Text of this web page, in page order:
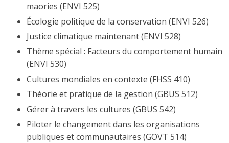
maories (ENVI 525)
Écologie politique de la conservation (ENVI 526)
Justice climatique maintenant (ENVI 528)
Thème spécial : Facteurs du comportement humain
(ENVI 530)
Cultures mondiales en contexte (FHSS 410)
Théorie et pratique de la gestion (GBUS 512)
Gérer à travers les cultures (GBUS 542)
Piloter le changement dans les organisations
publiques et communautaires (GOVT 514)